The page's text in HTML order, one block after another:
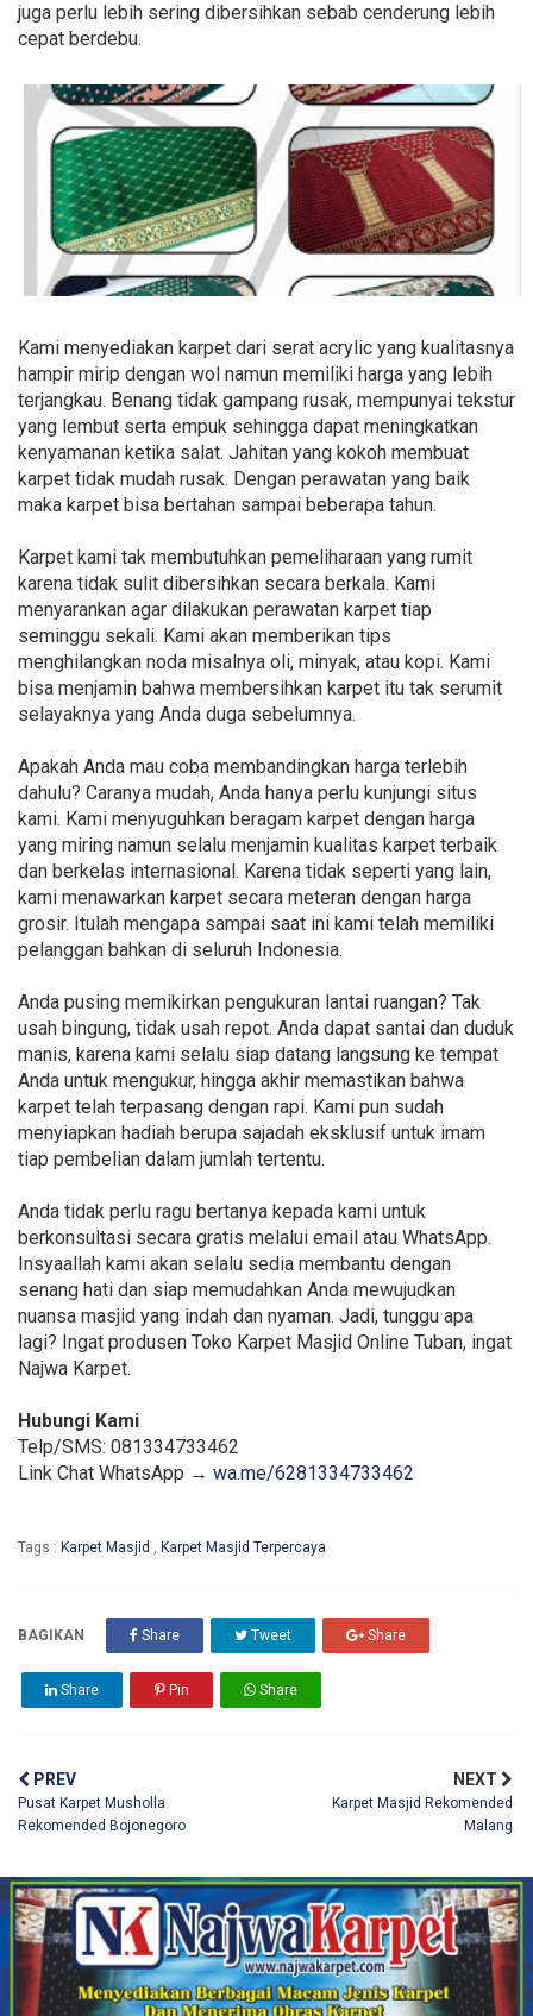
juga perlu lebih sering dibersihkan sebab cenderung lebih
cepat berdebu.
Kami menyediakan karpet dari serat acrylic yang kualitasnya
hampir mirip dengan wol namun memiliki harga yang lebih
terjangkau. Benang tidak gampang rusak, mempunyai tekstur
yang lembut serta empuk sehingga dapat meningkatkan
kenyamanan ketika salat. Jahitan yang kokoh membuat
karpet tidak mudah rusak. Dengan perawatan yang baik
maka karpet bisa bertahan sampai beberapa tahun.
Karpet kami tak membutuhkan pemeliharaan yang rumit
karena tidak sulit dibersihkan secara berkala. Kami
menyarankan agar dilakukan perawatan karpet tiap
seminggu sekali. Kami akan memberikan tips
menghilangkan noda misalnya oli, minyak, atau kopi. Kami
bisa menjamin bahwa membersihkan karpet itu tak serumit
selayaknya yang Anda duga sebelumnya.
Apakah Anda mau coba membandingkan harga terlebih
dahulu? Caranya mudah, Anda hanya perlu kunjungi situs
kami. Kami menyuguhkan beragam karpet dengan harga
yang miring namun selalu menjamin kualitas karpet terbaik
dan berkelas internasional. Karena tidak seperti yang lain,
kami menawarkan karpet secara meteran dengan harga
grosir. Itulah mengapa sampai saat ini kami telah memiliki
pelanggan bahkan di seluruh Indonesia.
Anda pusing memikirkan pengukuran lantai ruangan? Tak
usah bingung, tidak usah repot. Anda dapat santai dan duduk
manis, karena kami selalu siap datang langsung ke tempat
Anda untuk mengukur, hingga akhir memastikan bahwa
karpet telah terpasang dengan rapi. Kami pun sudah
menyiapkan hadiah berupa sajadah eksklusif untuk imam
tiap pembelian dalam jumlah tertentu.
Anda tidak perlu ragu bertanya kepada kami untuk
berkonsultasi secara gratis melalui email atau WhatsApp.
Insyaallah kami akan selalu sedia membantu dengan
senang hati dan siap memudahkan Anda mewujudkan
nuansa masjid yang indah dan nyaman. Jadi, tunggu apa
lagi? Ingat produsen Toko Karpet Masjid Online Tuban, ingat
Najwa Karpet.
Hubungi Kami
Telp/SMS: 081334733462
Link Chat WhatsApp → wa.me/6281334733462
Tags : Karpet Masjid , Karpet Masjid Terpercaya
BAGIKAN Share Tweet Share
Share Pin Share
PREV
Pusat Karpet Musholla
Rekomended Bojonegoro
NEXT
Karpet Masjid Rekomended
Malang